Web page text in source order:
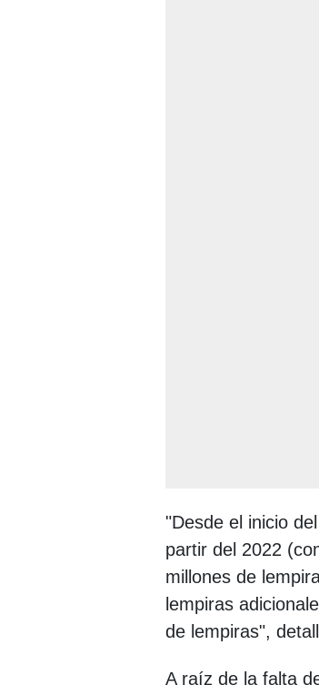
"Desde el inicio
partir del 2022
millones de
lempiras
de lempiras",
A raíz de la falta